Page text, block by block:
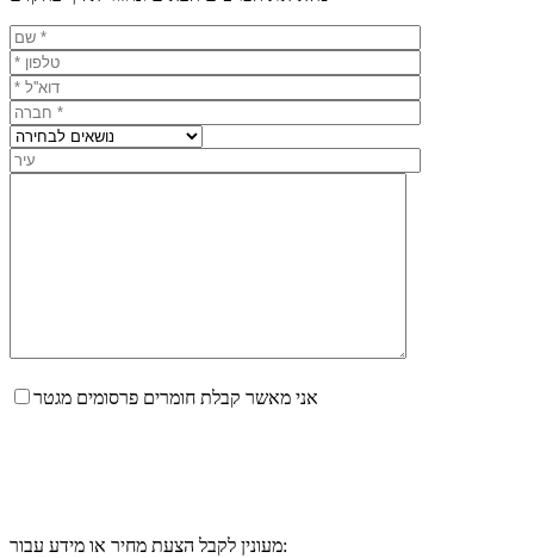
אני מאשר קבלת חומרים פרסומים מגטר
מעונין לקבל הצעת מחיר או מידע עבור: